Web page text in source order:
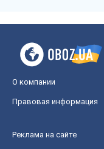
О компании
Правовая информация
Реклама на сайте